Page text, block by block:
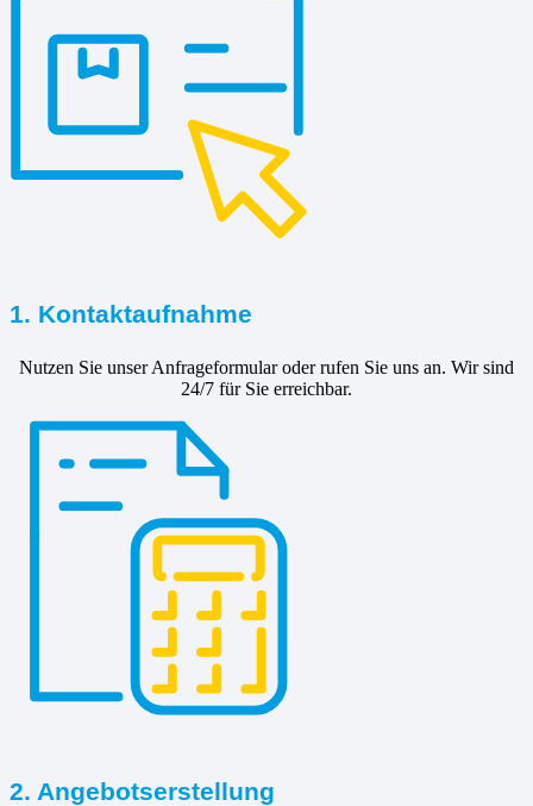
1. Kontaktaufnahme
Nutzen Sie unser Anfrageformular oder rufen Sie uns an. Wir sind
24/7 für Sie erreichbar.
2. Angebotserstellung